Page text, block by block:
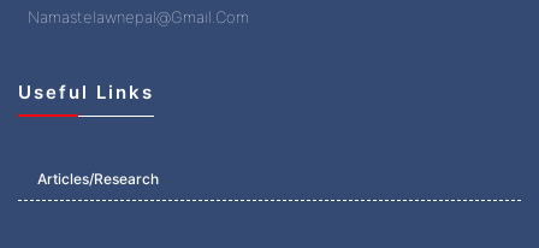
Namastelawnepal@Gmail.Com
Useful Links
Articles/Research